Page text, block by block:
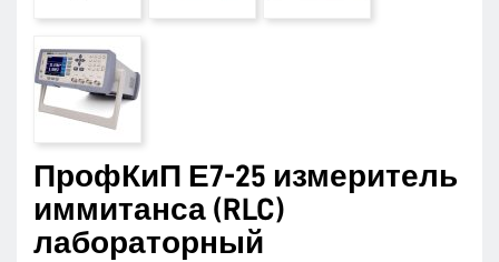
ПрофКиП Е7-25 измеритель
иммитанса (RLC)
лабораторный